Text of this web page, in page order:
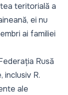
teritorială a
ei nu
ai familiei
Rusă
inclusiv R.
ale